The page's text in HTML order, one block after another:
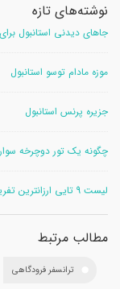
نوشته‌های تازه
جاهای دیدنی استانبول
موزه مادام توسو استانبول
جزیره پرنس استانبول
چگونه یک تور دوچرخه
لیست 9 تایی ارزانترین تفریحات استانبول
مطالب مرتبط
ترانسفر فرودگاهی